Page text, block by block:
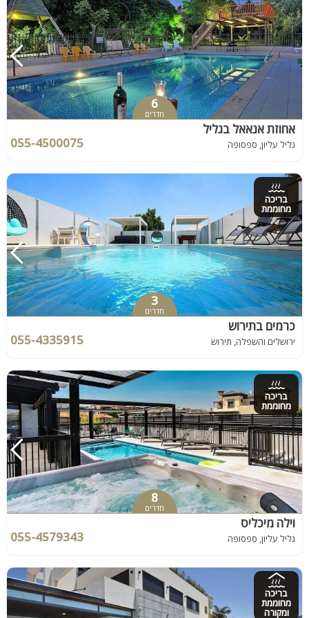
6
חדרים
אחוזת אנאאל בגליל
גליל עליון, ספסופה 055-4500075
בריכה
מחוממת
3
חדרים
כרמים בתירוש
ירושלים והשפלה, תירוש 055-4335915
בריכה
מחוממת
8
חדרים
וילה מיכליס
גליל עליון, ספסופה 055-4579343
בריכה
מחוממת
ומקורה